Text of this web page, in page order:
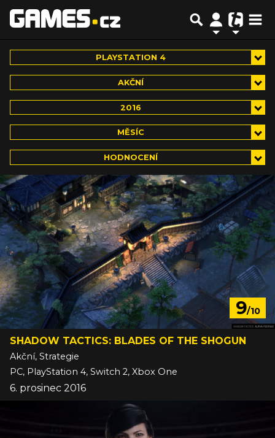
PLAYSTATION 4
AKČNÍ
2016
MĚSÍC
HODNOCENÍ
9/10
SHADOW TACTICS: BLADES OF THE SHOGUN
Akční, Strategie
PC, PlayStation 4, Switch 2, Xbox One
6. prosinec 2016